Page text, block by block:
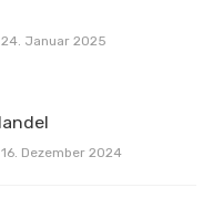
24. Januar 2025
16. Dezember 2024